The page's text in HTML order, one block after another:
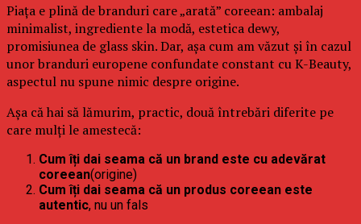
Piața e plină de branduri care „arată” coreean: ambalaj
minimalist, ingrediente la modă, estetica dewy,
promisiunea de glass skin. Dar, așa cum am văzut și în cazul
unor branduri europene confundate constant cu K-Beauty,
aspectul nu spune nimic despre origine.
Așa că hai să lămurim, practic, două întrebări diferite pe
care mulți le amestecă:
Cum îți dai seama că un brand este cu adevărat
coreean(origine)
Cum îți dai seama că un produs coreean este
autentic, nu un fals